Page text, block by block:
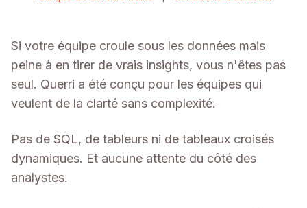
Si votre équipe croule sous les données mais
peine à en tirer de vrais insights, vous n'êtes pas
seul. Querri a été conçu pour les équipes qui
veulent de la clarté sans complexité.
Pas de SQL, de tableurs ni de tableaux croisés
dynamiques. Et aucune attente du côté des
analystes.